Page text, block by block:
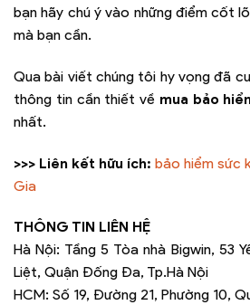
bạn hãy chú ý vào những điểm cốt
mà bạn cần.
Qua bài viết chúng tôi hy vọng đã
thông tin cần thiết về mua bảo
nhất.
>>> Liên kết hữu ích: bảo hiểm sức
Gia
THÔNG TIN LIÊN HỆ
Hà Nội: Tầng 5 Tòa nhà Bigwin, 53
Liệt, Quận Đống Đa, Tp.Hà Nội
HCM: Số 19, Đường 21, Phường 10,